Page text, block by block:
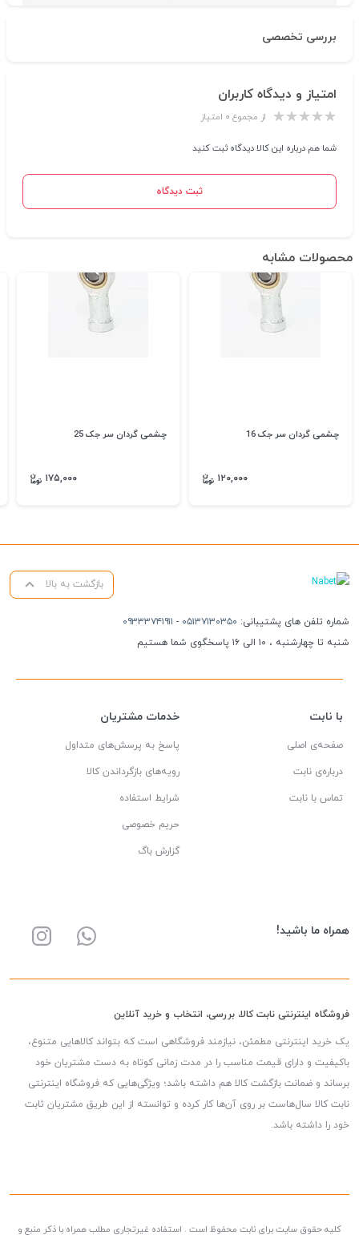
بررسی تخصصی
امتیاز و دیدگاه کاربران
از مجموع ۰ امتیاز
شما هم درباره این کالا دیدگاه ثبت کنید
ثبت دیدگاه
محصولات مشابه
چشمی گردان سر جک 16
۱۲۰,۰۰۰
چشمی گردان سر جک 25
۱۷۵,۰۰۰
بازگشت به بالا
شماره تلفن های پشتیبانی: ۰۵۱۳۷۱۳۰۳۵۰ - ۰۹۳۳۳۷۴۱۹۱۱
شنبه تا چهارشنبه ، ۱۰ الی ۱۶ پاسخگوی شما هستیم
با نابت
صفحه‌ی اصلی
درباره‌ی نابت
تماس با نابت
خدمات مشتریان
پاسخ به پرسش‌های متداول
رویه‌های بازگرداندن کالا
شرایط استفاده
حریم خصوصی
گزارش باگ
همراه ما باشید!
فروشگاه اینترنتی نابت کالا، بررسی، انتخاب و خرید آنلاین
یک خرید اینترنتی مطمئن، نیازمند فروشگاهی است که بتواند کالاهایی متنوع،
باکیفیت و دارای قیمت مناسب را در مدت زمانی کوتاه به دست مشتریان خود
برساند و ضمانت بازگشت کالا هم داشته باشد؛ ویژگی‌هایی که فروشگاه اینترنتی
نابت کالا سال‌هاست بر روی آن‌ها کار کرده و توانسته از این طریق مشتریان ثابت
خود را داشته باشد.
کلیه حقوق سایت برای نابت محفوظ است . استفاده غیرتجاری مطلب همراه با ذکر منبع و